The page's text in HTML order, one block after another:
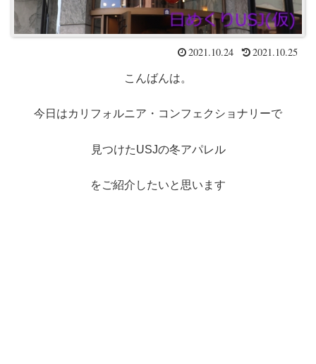
2021.10.24 2021.10.25
こんばんは。
今日はカリフォルニア・コンフェクショナリーで
見つけたUSJの冬アパレル
をご紹介したいと思います